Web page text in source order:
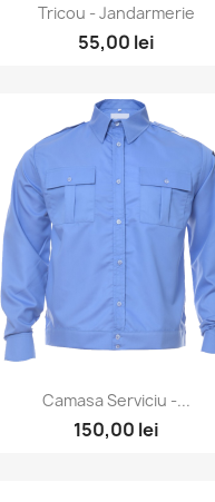
Tricou - Jandarmerie
55,00 lei
Camasa Serviciu -...
150,00 lei